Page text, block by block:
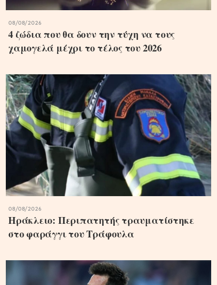
08/08/2026
4 ζώδια που θα δουν την τύχη να τους
χαμογελά μέχρι το τέλος του 2026
08/08/2026
Ηράκλειο: Περιπατητής τραυματίστηκε
στο φαράγγι του Τράφουλα